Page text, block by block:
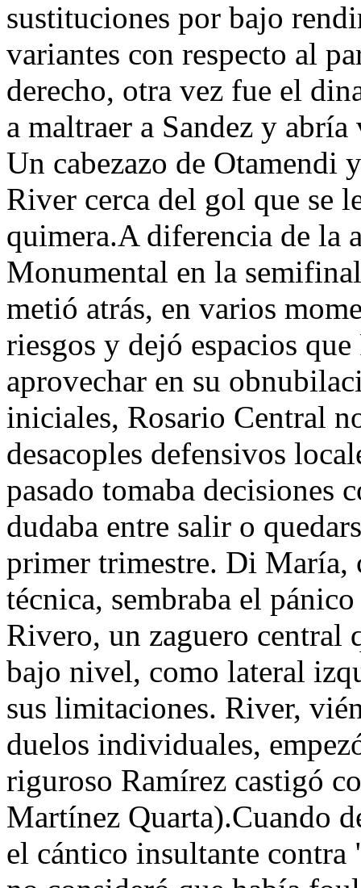
sustituciones por bajo
variantes con respecto al
derecho, otra vez fue el
a maltraer a Sandez y
Un cabezazo de Otamendi
River cerca del gol que se
quimera.A diferencia de la
Monumental en la
metió atrás, en varios
riesgos y dejó espacios
aprovechar en su
iniciales, Rosario Central
desacoples defensivos
pasado tomaba decisiones
dudaba entre salir o
primer trimestre. Di María,
técnica, sembraba el
Rivero, un zaguero central
bajo nivel, como lateral
sus limitaciones. River,
duelos individuales,
riguroso Ramírez castigó
Martínez Quarta).Cuando
el cántico insultante